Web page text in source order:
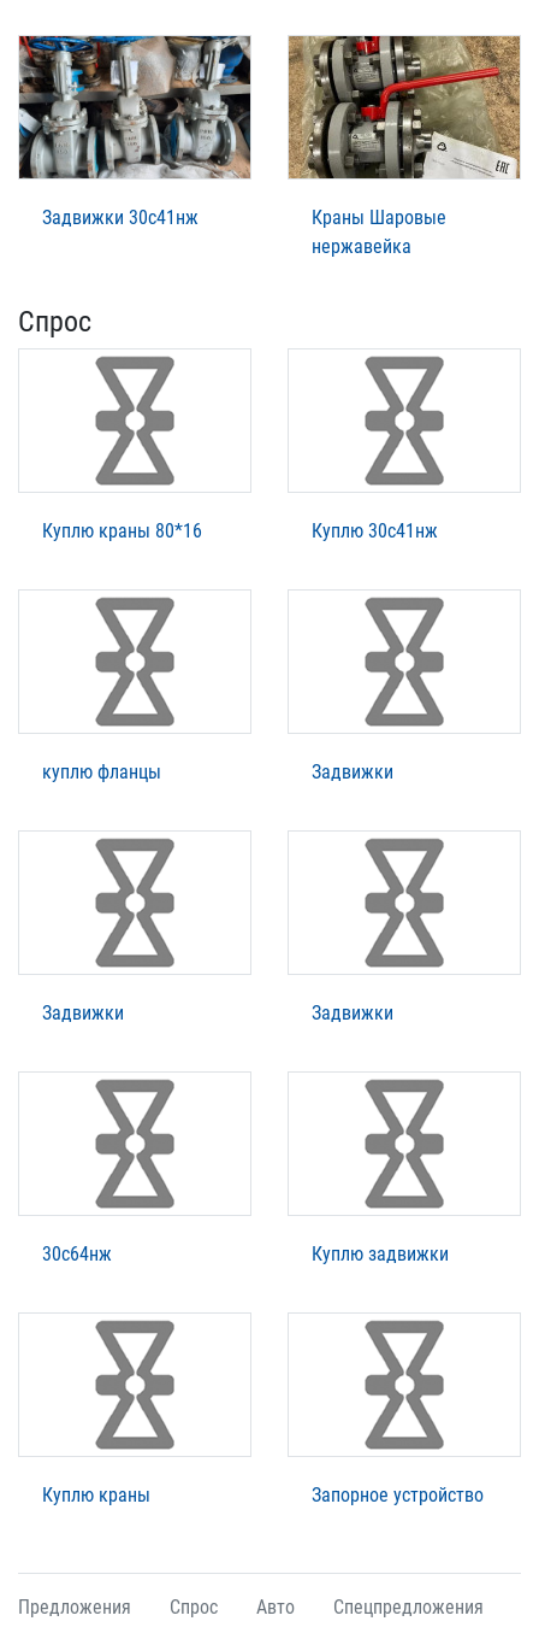
Задвижки 30с41нж
Краны Шаровые
нержавейка
Спрос
Куплю краны 80*16 Куплю 30с41нж
куплю фланцы Задвижки
Задвижки Задвижки
30с64нж Куплю задвижки
Куплю краны Запорное устройство
Предложения Спрос Авто Спецпредложения